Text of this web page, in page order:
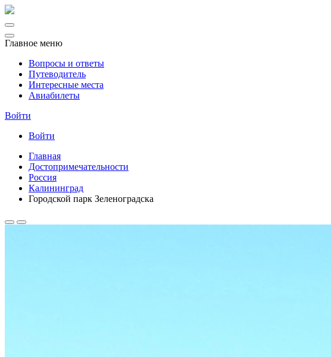
Главное меню
Вопросы и ответы
Путеводитель
Интересные места
Авиабилеты
Войти
Войти
Главная
Достопримечательности
Россия
Калининград
Городской парк Зеленоградска